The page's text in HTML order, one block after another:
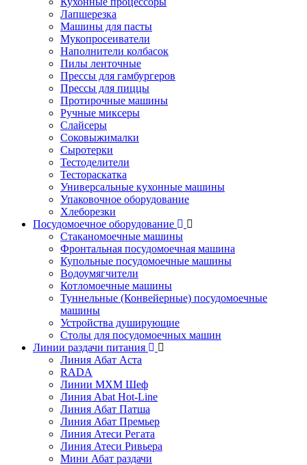
Лапшерезка
Машины для пасты
Мукопросеиватели
Наполнители колбасок
Пилы ленточные
Прессы для гамбургеров
Прессы для пиццы
Протирочные машины
Ручные миксеры
Слайсеры
Соковыжималки
Сыротерки
Тестоделители
Тестораскатка
Универсальные кухонные машины
Упаковочное оборудование
Хлеборезки
Посудомоечное оборудование
Стаканомоечные машины
Фронтальная посудомоечная машина
Купольные посудомоечные машины
Водоумягчители
Котломоечные машины
Туннельные (Конвейерные) посудомоечные
машины
Устройства душирующие
Столы для посудомоечных машин
Линии раздачи питания
Линия Абат Аста
RADA
Линии МХМ Шеф
Линия Abat Hot-Line
Линия Абат Патша
Линия Абат Премьер
Линия Атеси Регата
Линия Атеси Ривьера
Мини Абат раздачи